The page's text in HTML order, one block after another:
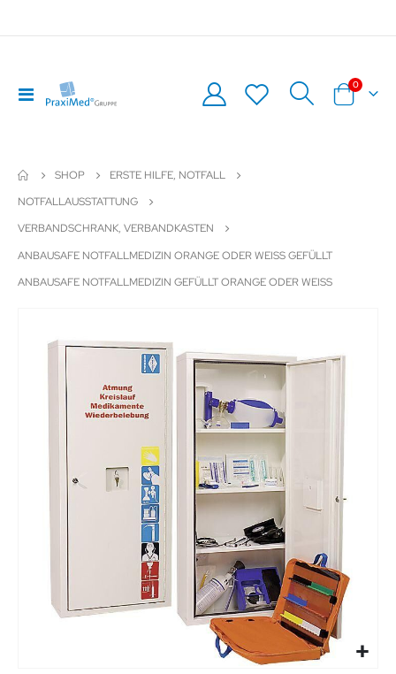
Navigation
umschalten
Warenkorb
0Artikel
SHOP
ERSTE HILFE, NOTFALL
NOTFALLAUSSTATTUNG
VERBANDSCHRANK, VERBANDKASTEN
ANBAUSAFE NOTFALLMEDIZIN ORANGE ODER WEISS GEFÜLLT A
NBAUSAFE NOTFALLMEDIZIN GEFÜLLT ORANGE ODER WEISS
Bildergalerie
springen